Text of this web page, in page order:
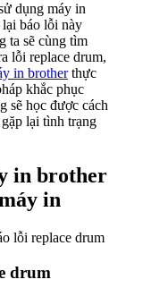
dụng máy in
báo lỗi này
ta sẽ cùng tìm
lỗi replace drum,
in brotherthực
khắc phục
sẽ học được cách
lại tình trạng
in brother
in
drum